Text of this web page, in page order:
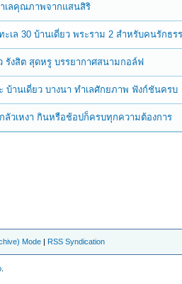
เลคุณภาพจากแสนสิริ
เล 30 บ้านเดี่ยว พระราม 2 สำหรับคนรักธร
รังสิต สุดหรู บรรยากาศสนามกอล์ฟ
านเดี่ยว บางนา ทำเลศักยภาพ ฟังก์ชันครบ
วเหงา กินหรือช้อปก็ครบทุกความต้องการ
Mode | RSS Syndication